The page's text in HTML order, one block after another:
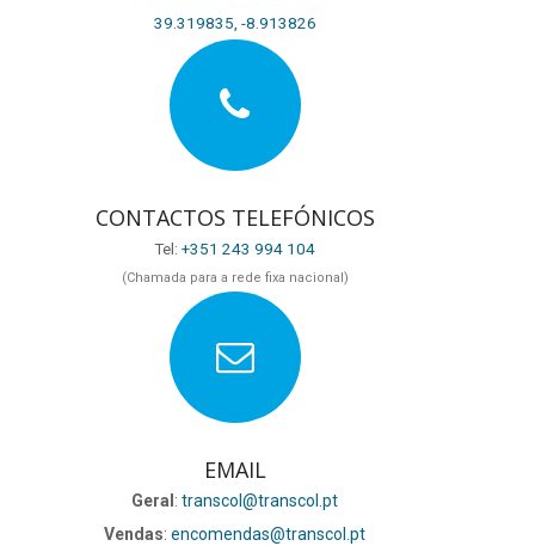
39.319835, -8.913826
CONTACTOS TELEFÓNICOS
Tel: +351 243 994 104
(Chamada para a rede fixa nacional)
EMAIL
Geral : transcol@transcol.pt
Vendas: encomendas@transcol.pt